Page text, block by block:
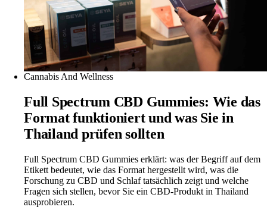
Cannabis And Wellness
Full Spectrum CBD Gummies: Wie das
Format funktioniert und was Sie in
Thailand prüfen sollten
Full Spectrum CBD Gummies erklärt: was der Begriff auf dem
Etikett bedeutet, wie das Format hergestellt wird, was die
Forschung zu CBD und Schlaf tatsächlich zeigt und welche
Fragen sich stellen, bevor Sie ein CBD-Produkt in Thailand
ausprobieren.